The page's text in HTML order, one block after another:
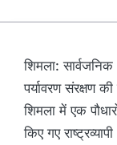
शिमला:
पर्यावरण संरक्षण
शिमला में एक
किए गए